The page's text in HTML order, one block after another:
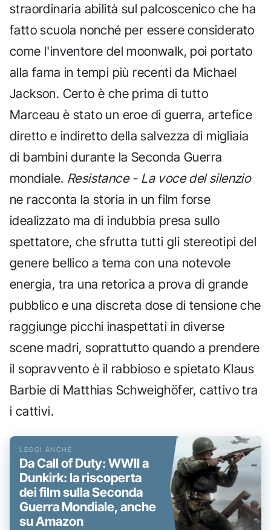
straordinaria abilità sul palcoscenico che ha
fatto scuola nonché per essere considerato
come l'inventore del moonwalk, poi portato
alla fama in tempi più recenti da Michael
Jackson. Certo è che prima di tutto
Marceau è stato un eroe di guerra, artefice
diretto e indiretto della salvezza di migliaia
di bambini durante la Seconda Guerra
mondiale. Resistance - La voce del silenzio
ne racconta la storia in un film forse
idealizzato ma di indubbia presa sullo
spettatore, che sfrutta tutti gli stereotipi del
genere bellico a tema con una notevole
energia, tra una retorica a prova di grande
pubblico e una discreta dose di tensione che
raggiunge picchi inaspettati in diverse
scene madri, soprattutto quando a prendere
il sopravvento è il rabbioso e spietato Klaus
Barbie di Matthias Schweighöfer, cattivo tra
i cattivi.
Da Call of Duty: WWII a
Dunkirk: la riscoperta
dei film sulla Seconda
Guerra Mondiale, anche
su Amazon